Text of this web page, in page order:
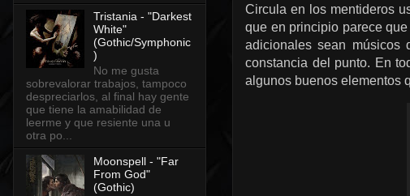
Circula en los mentideros
que en principio parece
adicionales sean músicos
constancia del punto. En
algunos buenos elementos
Tristania - "Darkest
White"
(Gothic/Symphonic
)
No me gusta
sobrevalorar trabajos, tampoco
despreciarlos, al final hay gente
que tiene la amabilidad de
leerme y que resiente una u
otra po...
Moonspell - "Far
From God"
(Gothic)